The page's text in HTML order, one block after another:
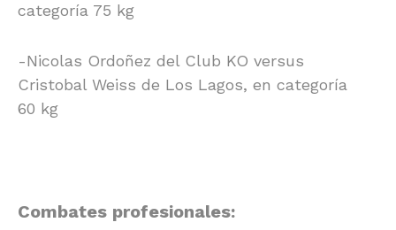
categoría 75 kg
-Nicolas Ordoñez del Club KO versus
Cristobal Weiss de Los Lagos, en categoría
60 kg
Combates profesionales: